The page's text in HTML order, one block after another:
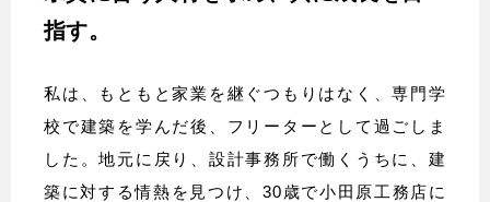
指す。
私は、もともと家業を継ぐつもりはなく、専門学
校で建築を学んだ後、フリーターとして過ごしま
した。地元に戻り、設計事務所で働くうちに、建
築に対する情熱を見つけ、30歳で小田原工務店に